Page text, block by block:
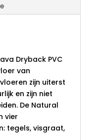
Dryback PVC
van
zijn uiterst
en zijn niet
De Natural
vier
tegels, visgraat,